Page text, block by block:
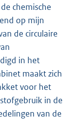
chemische
op mijn
de circulaire
in het
maakt zich
voor het
in de
van de